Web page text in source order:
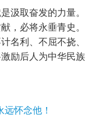
取奋发的力量。
，必将永垂青史。
名利、不屈不挠、
励后人为中华民族
怀念他！